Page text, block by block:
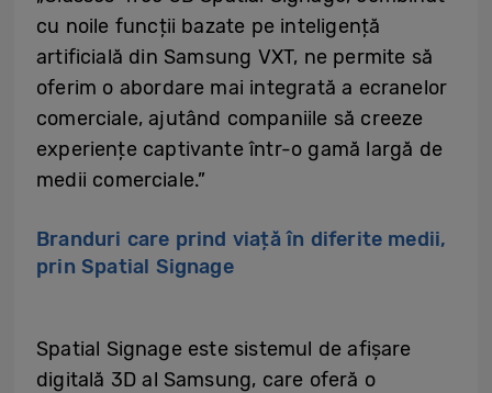
cu noile funcții bazate pe inteligență
artificială din Samsung VXT, ne permite să
oferim o abordare mai integrată a ecranelor
comerciale, ajutând companiile să creeze
experiențe captivante într-o gamă largă de
medii comerciale.”
Branduri care prind viață în diferite medii,
prin Spatial Signage
Spatial Signage este sistemul de afișare
digitală 3D al Samsung, care oferă o